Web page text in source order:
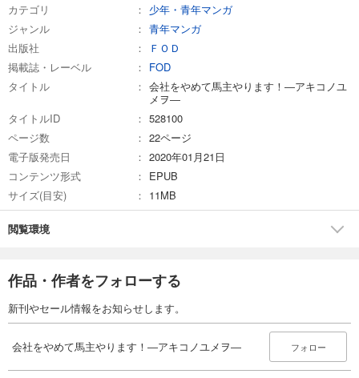
会社をやめて馬主やります！ ― アキコノユメヲ ― 66
試し読み
あらすじを表示する
会社をやめて馬主やります！ ― アキコノユメヲ ― 67
試し読み
110円 (税込)
試し読み
会社をやめて馬主やります！ ― アキコノユメヲ ― 69
カテゴリ
少年・青年マンガ
ジャンル
青年マンガ
出版社
ＦＯＤ
掲載誌・レーベル
FOD
タイトル
会社をやめて馬主やります！―アキコノユ
メヲ―
タイトルID
528100
ページ数
22ページ
電子版発売日
2020年01月21日
コンテンツ形式
EPUB
サイズ(目安)
11MB
閲覧環境
作品・作者をフォローする
新刊やセール情報をお知らせします。
会社をやめて馬主やります！―アキコノユメヲ― フォロー